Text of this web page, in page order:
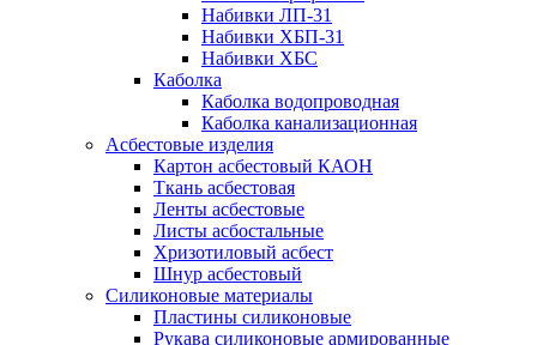
Набивки ЛП-31
Набивки ХБП-31
Набивки ХБС
Каболка
Каболка водопроводная
Каболка канализационная
Асбестовые изделия
Картон асбестовый КАОН
Ткань асбестовая
Ленты асбестовые
Листы асбостальные
Хризотиловый асбеcт
Шнур асбестовый
Силиконовые материалы
Пластины силиконовые
Рукава силиконовые армированные